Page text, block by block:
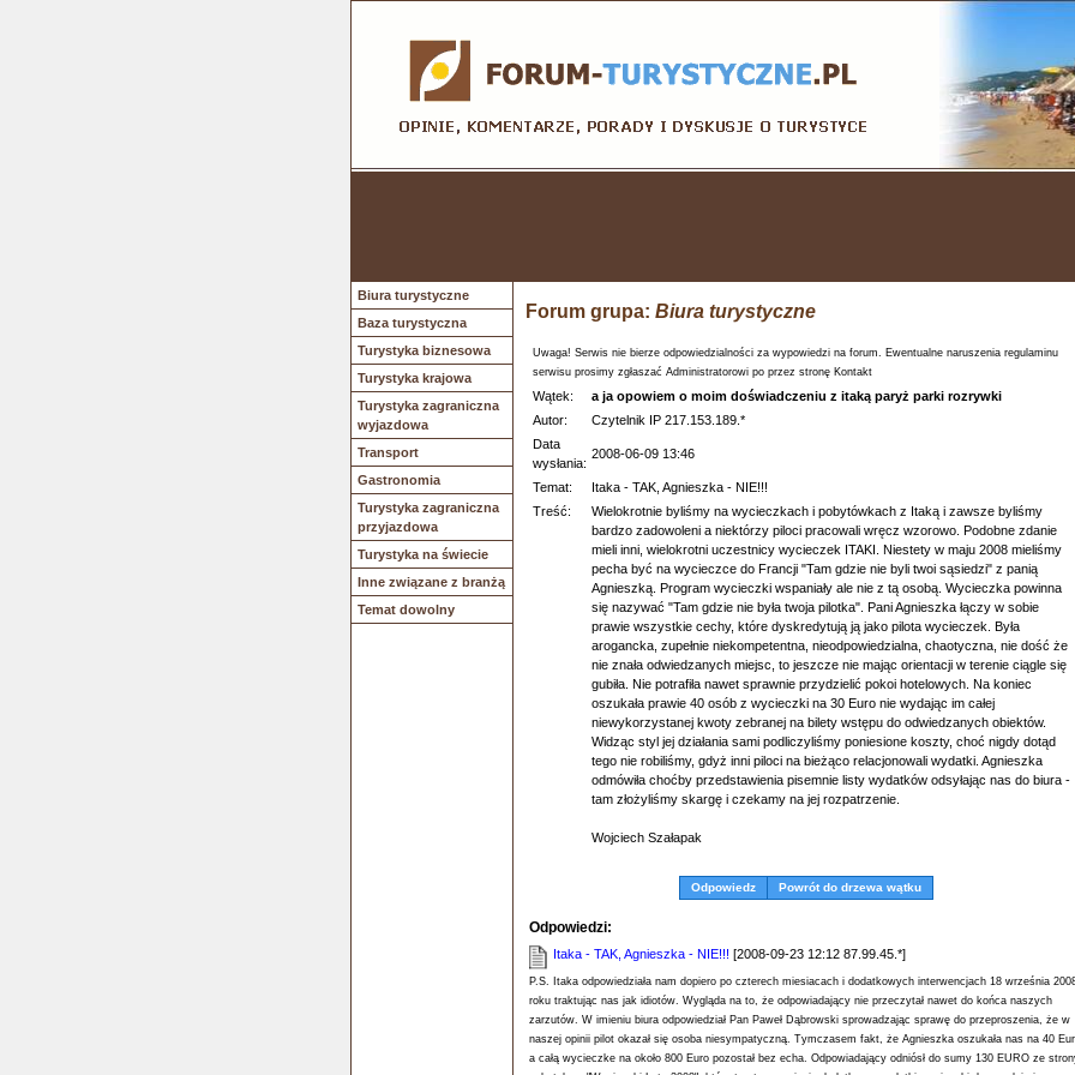
Biura turystyczne
Baza turystyczna
Turystyka biznesowa
Turystyka krajowa
Turystyka zagraniczna
wyjazdowa
Transport
Gastronomia
Turystyka zagraniczna
przyjazdowa
Turystyka na świecie
Inne związane z branżą
Temat dowolny
Forum grupa: Biura turystyczne
Uwaga! Serwis nie bierze odpowiedzialności za wypowiedzi na forum. Ewentualne naruszenia regulaminu
serwisu prosimy zgłaszać Administratorowi po przez stronę Kontakt
Wątek:
a ja opowiem o moim doświadczeniu z itaką paryż parki rozrywki
Autor:
Czytelnik IP 217.153.189.*
Data
wysłania:
2008-06-09 13:46
Temat:
Itaka - TAK, Agnieszka - NIE!!!
Treść:
Wielokrotnie byliśmy na wycieczkach i pobytówkach z Itaką i zawsze byliśmy
bardzo zadowoleni a niektórzy piloci pracowali wręcz wzorowo. Podobne zdanie
mieli inni, wielokrotni uczestnicy wycieczek ITAKI. Niestety w maju 2008 mieliśmy
pecha być na wycieczce do Francji "Tam gdzie nie byli twoi sąsiedzi" z panią
Agnieszką. Program wycieczki wspaniały ale nie z tą osobą. Wycieczka powinna
się nazywać "Tam gdzie nie była twoja pilotka". Pani Agnieszka łączy w sobie
prawie wszystkie cechy, które dyskredytują ją jako pilota wycieczek. Była
arogancka, zupełnie niekompetentna, nieodpowiedzialna, chaotyczna, nie dość że
nie znała odwiedzanych miejsc, to jeszcze nie mając orientacji w terenie ciągle się
gubiła. Nie potrafiła nawet sprawnie przydzielić pokoi hotelowych. Na koniec
oszukała prawie 40 osób z wycieczki na 30 Euro nie wydając im całej
niewykorzystanej kwoty zebranej na bilety wstępu do odwiedzanych obiektów.
Widząc styl jej działania sami podliczyliśmy poniesione koszty, choć nigdy dotąd
tego nie robiliśmy, gdyż inni piloci na bieżąco relacjonowali wydatki. Agnieszka
odmówiła choćby przedstawienia pisemnie listy wydatków odsyłając nas do biura -
tam złożyliśmy skargę i czekamy na jej rozpatrzenie.
Wojciech Szałapak
Odpowiedz Powrót do drzewa wątku
Odpowiedzi:
Itaka - TAK, Agnieszka - NIE!!! [2008-09-23 12:12 87.99.45.*]
P.S. Itaka odpowiedziała nam dopiero po czterech miesiacach i dodatkowych interwencjach 18 września
roku traktując nas jak idiotów. Wygląda na to, że odpowiadający nie przeczytał nawet do końca naszych
zarzutów. W imieniu biura odpowiedział Pan Paweł Dąbrowski sprowadzając sprawę do przeproszenia, że w
naszej opinii pilot okazał się osoba niesympatyczną. Tymczasem fakt, że Agnieszka oszukała nas na 40
a całą wycieczke na około 800 Euro pozostał bez echa. Odpowiadający odniósł do sumy 130 EURO ze